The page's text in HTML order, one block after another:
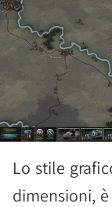
Lo stile
dimensioni,